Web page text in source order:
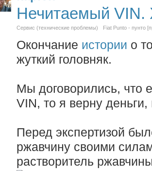
Нечитаемый VIN.
Сервис (технические проблемы) Fiat Punto - пунто
Окончание истории о
жуткий головняк.
Мы договорились, что
VIN, то я верну
Перед экспертизой
ржавчину своими
растворитель